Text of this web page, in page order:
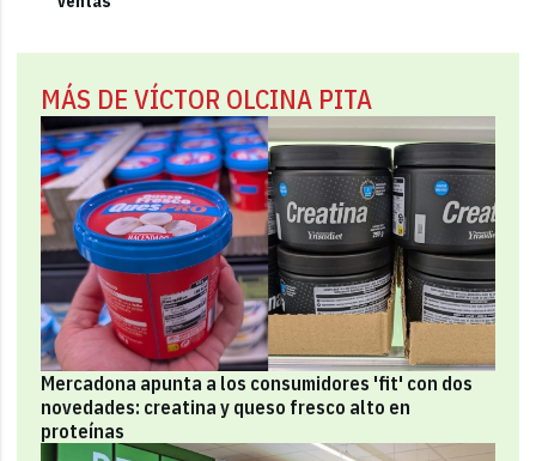
MÁS DE VÍCTOR OLCINA PITA
Mercadona apunta a los consumidores 'fit' con dos
novedades: creatina y queso fresco alto en
proteínas